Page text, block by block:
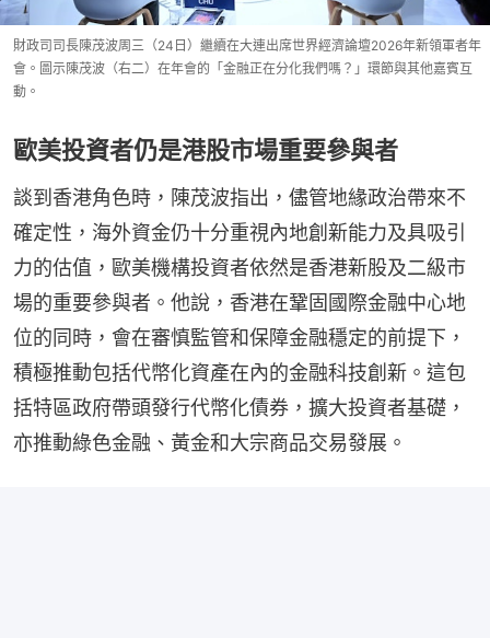
財政司司長陳茂波周三（24日）繼續在大連出席世界經濟論壇2026年新領軍者年
會。圖示陳茂波（右二）在年會的「金融正在分化我們嗎？」環節與其他嘉賓互
動。
歐美投資者仍是港股市場重要參與者
談到香港角色時，陳茂波指出，儘管地緣政治帶來不
確定性，海外資金仍十分重視內地創新能力及具吸引
力的估值，歐美機構投資者依然是香港新股及二級市
場的重要參與者。他說，香港在鞏固國際金融中心地
位的同時，會在審慎監管和保障金融穩定的前提下，
積極推動包括代幣化資產在內的金融科技創新。這包
括特區政府帶頭發行代幣化債券，擴大投資者基礎，
亦推動綠色金融、黃金和大宗商品交易發展。